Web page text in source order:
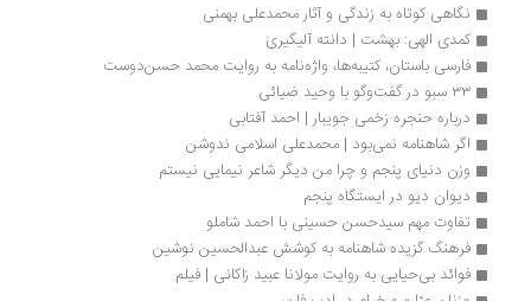
نگاهی کوتاه به زندگی و آثار محمدعلی بهمنی
کمدی الهی: بهشت | دانته آلیگیری
فارسی باستان، کتیبه‌ها، واژه‌نامه به روایت محمد حسن‌دوست
۳۳ سبو در گفت‌وگو با وحید ضیائی
درباره حنجره زخمی جویبار | احمد آفتابی
اگر شاهنامه نمی‌بود | محمدعلی اسلامی ندوشن
وزن دنیای پنجم و چرا من دیگر شاعر نیمایی نیستم
دیوان دیو در ایستگاه پنجم
تفاوت مهم سیدحسن حسینی با احمد شاملو
فرهنگ گزیده شاهنامه به کوشش عبدالحسین نوشین
فوائد بی‌حیایی به روایت مولانا عبید زاکانی | فیلم